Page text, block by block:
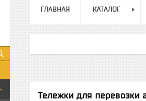
ГЛАВНАЯ КАТАЛОГ
Тележки для перевозки